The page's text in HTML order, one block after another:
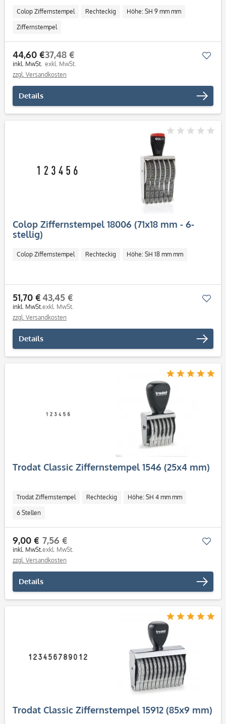
Colop Ziffernstempel Rechteckig Höhe: SH 9 mm mm
Ziffernstempel
44,60 €
inkl. MwSt.
37,48 €
exkl. MwSt.
zzgl. Versandkosten
Details
Colop Ziffernstempel 18006 (71x18 mm - 6-
stellig)
Colop Ziffernstempel Rechteckig Höhe: SH 18 mm mm
51,70 €
inkl. MwSt.
43,45 €
exkl. MwSt.
zzgl. Versandkosten
Details
Trodat Classic Ziffernstempel 1546 (25x4 mm)
Trodat Ziffernstempel Rechteckig Höhe: SH 4 mm mm
6 Stellen
9,00 €
inkl. MwSt.
7,56 €
exkl. MwSt.
zzgl. Versandkosten
Details
Trodat Classic Ziffernstempel 15912 (85x9 mm)